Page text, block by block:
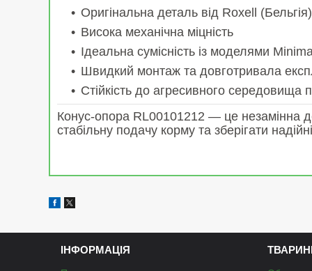
Оригінальна деталь від Roxell (Бельгія)
Висока механічна міцність
Ідеальна сумісність із моделями
Швидкий монтаж та довготривала
Стійкість до агресивного середовища
Конус-опора RL00101212 — це незамінна
стабільну подачу корму та зберігати
ІНФОРМАЦІЯ